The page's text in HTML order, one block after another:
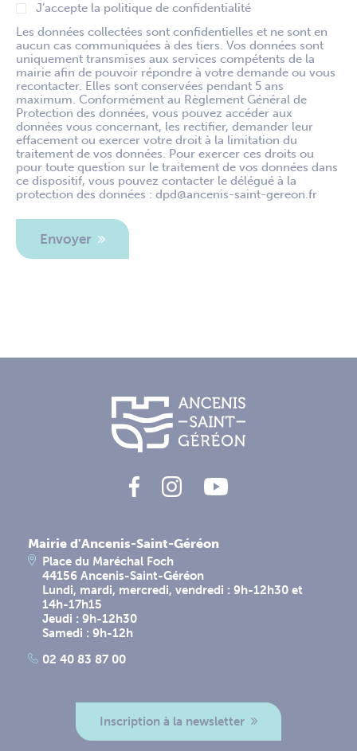
J’accepte la politique de confidentialité
Les données collectées sont confidentielles et ne sont en
aucun cas communiquées à des tiers. Vos données sont
uniquement transmises aux services compétents de la
mairie afin de pouvoir répondre à votre demande ou vous
recontacter. Elles sont conservées pendant 5 ans
maximum. Conformément au Règlement Général de
Protection des données, vous pouvez accéder aux
données vous concernant, les rectifier, demander leur
effacement ou exercer votre droit à la limitation du
traitement de vos données. Pour exercer ces droits ou
pour toute question sur le traitement de vos données dans
ce dispositif, vous pouvez contacter le délégué à la
protection des données : dpd@ancenis-saint-gereon.fr
Envoyer
Mairie d'Ancenis-Saint-Géréon
Place du Maréchal Foch
44156 Ancenis-Saint-Géréon
Lundi, mardi, mercredi, vendredi : 9h-12h30 et
14h-17h15
Jeudi : 9h-12h30
Samedi : 9h-12h
02 40 83 87 00
Inscription à la newsletter